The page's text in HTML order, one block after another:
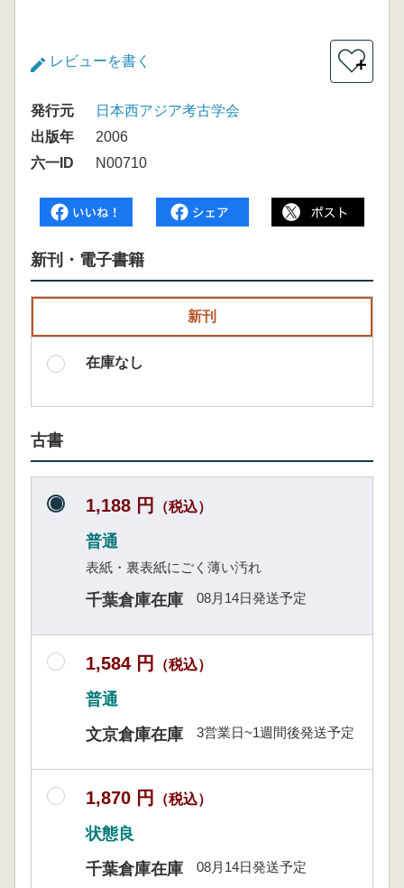
レビューを書く ＋
発行元
日本西アジア考古学会
出版年
2006
六一ID
N00710
新刊・電子書籍
新刊
在庫なし
古書
1,188 円 （税込）
普通
表紙・裏表紙にごく薄い汚れ
千葉倉庫在庫 08月14日発送予定
1,584 円 （税込）
普通
文京倉庫在庫
3営業日~1週間後発送予定
1,870 円 （税込）
状態良
千葉倉庫在庫
08月14日発送予定